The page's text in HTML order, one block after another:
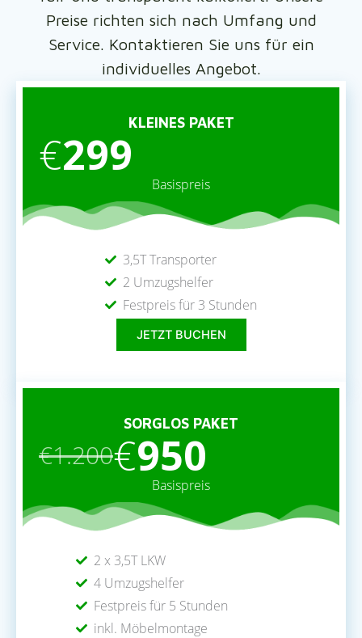
Preise richten sich nach Umfang und
Service. Kontaktieren Sie uns für ein
individuelles Angebot.
KLEINES PAKET
€299
Basispreis
3,5T Transporter
2 Umzugshelfer
Festpreis für 3 Stunden
JETZT BUCHEN
SORGLOS PAKET
€1.200€950
Basispreis
2 x 3,5T LKW
4 Umzugshelfer
Festpreis für 5 Stunden
inkl. Möbelmontage